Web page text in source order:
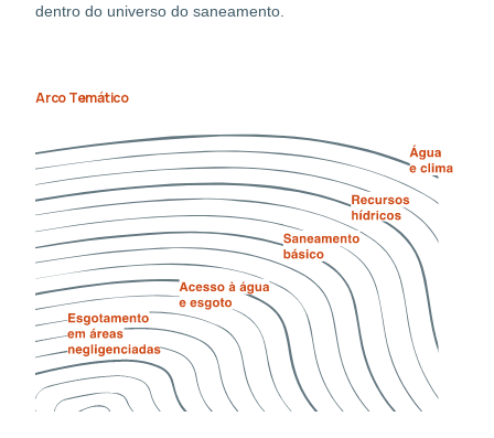
dentro do universo do saneamento.
Arco Temático